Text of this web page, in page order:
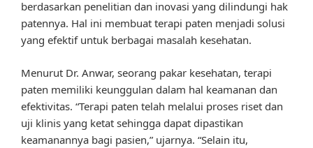
berdasarkan penelitian dan inovasi yang dilindungi hak
patennya. Hal ini membuat terapi paten menjadi solusi
yang efektif untuk berbagai masalah kesehatan.
Menurut Dr. Anwar, seorang pakar kesehatan, terapi
paten memiliki keunggulan dalam hal keamanan dan
efektivitas. “Terapi paten telah melalui proses riset dan
uji klinis yang ketat sehingga dapat dipastikan
keamanannya bagi pasien,” ujarnya. “Selain itu,